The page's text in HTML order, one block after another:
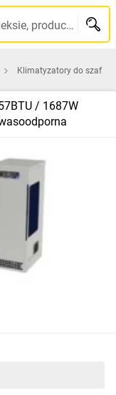
Szukaj po nazwie, indeksie, producencie, kodzie kreskowym...
Klimatyzatory do szaf
/ 1687W